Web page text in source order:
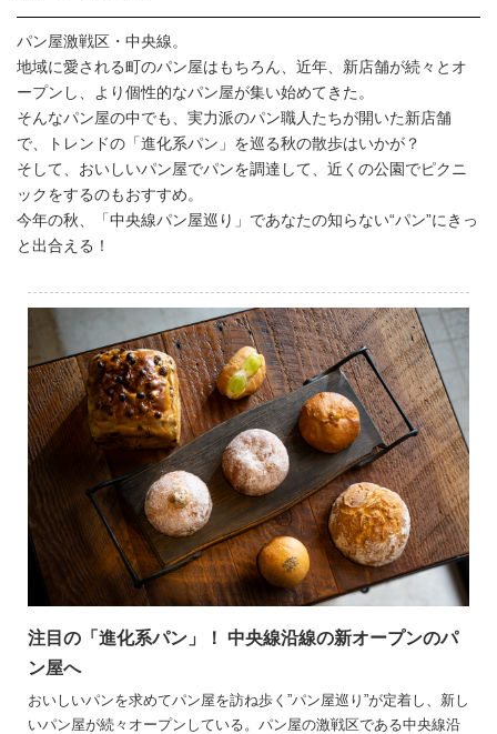
パン屋激戦区・中央線。
地域に愛される町のパン屋はもちろん、近年、新店舗が続々とオ
ープンし、より個性的なパン屋が集い始めてきた。
そんなパン屋の中でも、実力派のパン職人たちが開いた新店舗
で、トレンドの「進化系パン」を巡る秋の散歩はいかが？
そして、おいしいパン屋でパンを調達して、近くの公園でピクニ
ックをするのもおすすめ。
今年の秋、「中央線パン屋巡り」であなたの知らない“パン”にきっ
と出合える！
注目の「進化系パン」！ 中央線沿線の新オープンのパ
ン屋へ
おいしいパンを求めてパン屋を訪ね歩く”パン屋巡り”が定着し、新し
いパン屋が続々オープンしている。パン屋の激戦区である中央線沿